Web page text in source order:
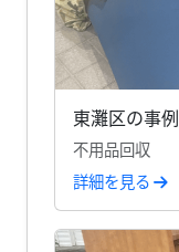
東灘区の事例
不用品回収
詳細を見る